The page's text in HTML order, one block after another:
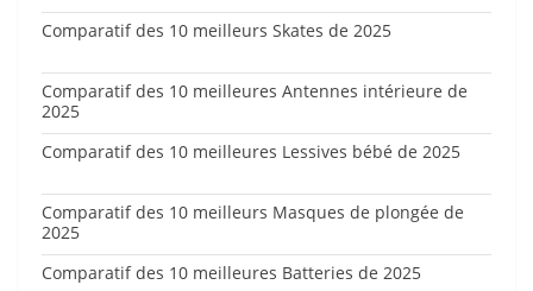
Comparatif des 10 meilleurs Skates de 2025
Comparatif des 10 meilleures Antennes intérieure de
2025
Comparatif des 10 meilleures Lessives bébé de 2025
Comparatif des 10 meilleurs Masques de plongée de
2025
Comparatif des 10 meilleures Batteries de 2025